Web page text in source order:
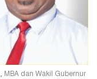
MBA dan Wakil Gubernur